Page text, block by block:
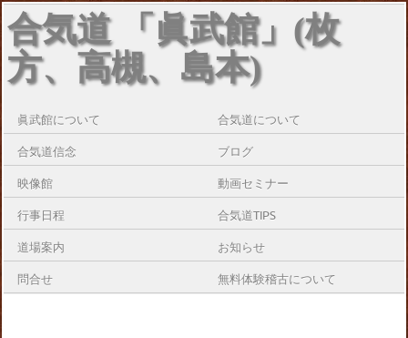
合気道 「眞武館」(枚
方、高槻、島本)
眞武館について 合気道について
合気道信念 ブログ
映像館 動画セミナー
行事日程 合気道TIPS
道場案内 お知らせ
問合せ 無料体験稽古について